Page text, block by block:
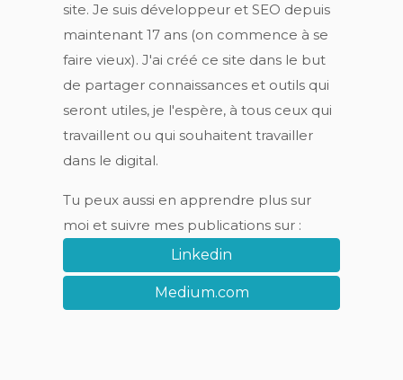
site. Je suis développeur et SEO depuis
maintenant 17 ans (on commence à se
faire vieux). J'ai créé ce site dans le but
de partager connaissances et outils qui
seront utiles, je l'espère, à tous ceux qui
travaillent ou qui souhaitent travailler
dans le digital.
Tu peux aussi en apprendre plus sur
moi et suivre mes publications sur :
Linkedin
Medium.com